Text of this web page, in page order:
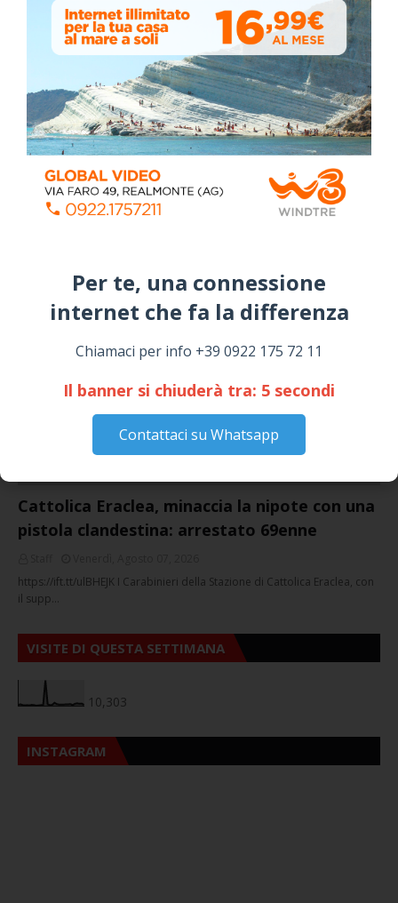
Per te, una connessione
internet che fa la differenza​
Chiamaci per info +39 0922 175 72 11
Il banner si chiuderà tra: 4 secondi
Contattaci su Whatsapp
Elezioni a Siculiana, in testa candidato
sindaco Zambito
Lunedì, Ottobre 05, 2020
📅 ESTATE MEDITERRANEA 2026 – COMUNE DI
SICULIANA
July 24, 2026
Siculiana, concerto del 1° Maggio 2026 in
Piazza Umberto I: arrivano I Cugini di
Campagna
SICULIANA PER I FESTEGGIAMENTI DI SAN
GIUSEPPE
March 16, 2026
Cattolica Eraclea, minaccia la nipote con una
pistola clandestina: arrestato 69enne
https://ift.tt/ulBHEJK I Carabinieri della Stazione di Cattolica Eraclea, con
il supp…
VISITE DI QUESTA SETTIMANA
10,303
INSTAGRAM